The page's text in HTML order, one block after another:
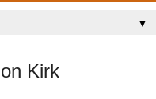
▼
Kirk